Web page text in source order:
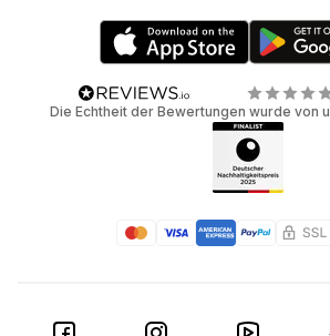
Die Echtheit der Bewertungen wurde von